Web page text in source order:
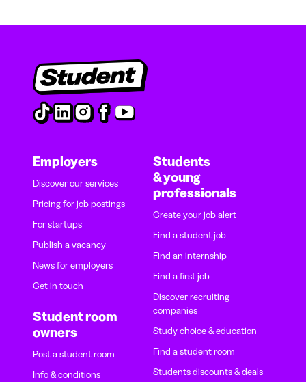
Employers
Discover our services
Pricing for job postings
For startups
Publish a vacancy
News for employers
Get in touch
Student room
owners
Post a student room
Info & conditions
Students
& young
professionals
Create your job alert
Find a student job
Find an internship
Find a first job
Discover recruiting
companies
Study choice & education
Find a student room
Students discounts & deals